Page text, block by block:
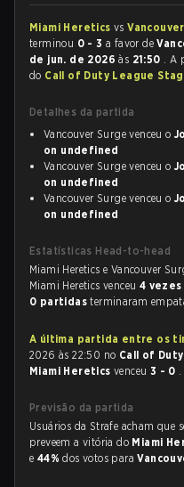
Miami Heretics vs
terminou 0 - 3 a favor de
de jun. de 2026às 21:50 . A
do Call of Duty League
Detalhes da partida
Vancouver Surge venceu o
on undefined
Vancouver Surge venceu o
on undefined
Vancouver Surge venceu o
on undefined
Estatísticas Head-to-head
Miami Heretics e Vancouver
Miami Heretics venceu 4 vezes
0 partidasterminaram
A última partida entre os
2026 às 22:50 no Call of
Miami Heretics venceu 3 - 0 .
Previsão da partida
Usuários da Strafe acham que
preveem a vitória do Miami
e 44%dos votos para